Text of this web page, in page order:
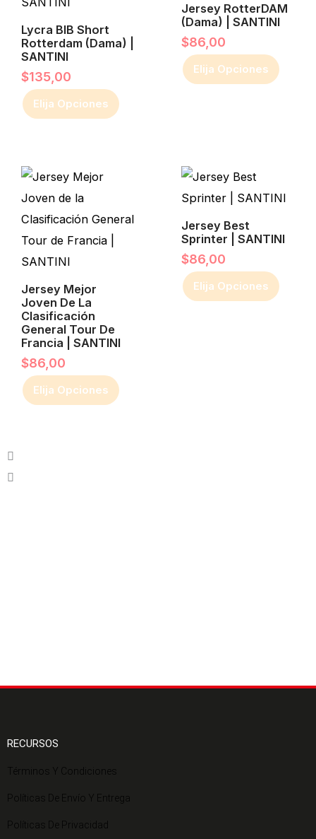
Lycra BIB Short
Rotterdam (Dama) |
SANTINI
$135,00
Elija Opciones
múltiples
variantes.
Las
opciones
se
pueden
la
página
de
producto
Jersey RotterDAM
(Dama) | SANTINI
$86,00
Elija Opciones
múltiples
variantes.
Las
opciones
la
página
de
producto
Jersey Mejor
Joven De La
Clasificación
General Tour De
Francia | SANTINI
$86,00
Elija Opciones
producto
tiene
múltiples
variantes.
Las
opciones
se
pueden
en
la
Jersey Best
Sprinter | SANTINI
$86,00
Elija Opciones
producto
tiene
múltiples
variantes.
Las
opciones
RECURSOS
Términos Y Condiciones
Políticas De Envío Y Entrega
Políticas De Privacidad